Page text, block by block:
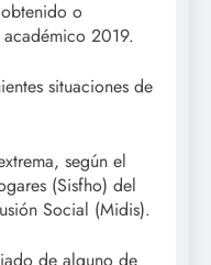
o
2019.
situaciones de
según el
(Sisfho) del
Social (Midis).
de alguno de